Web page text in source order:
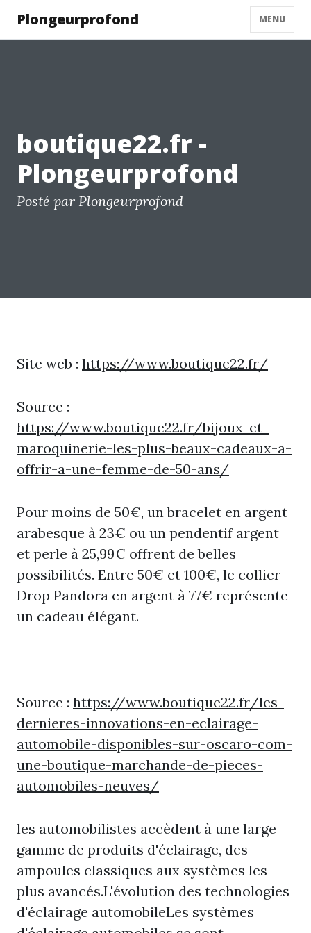
Plongeurprofond MENU
boutique22.fr -
Plongeurprofond
Posté par Plongeurprofond
Site web : https://www.boutique22.fr/
Source :
https://www.boutique22.fr/bijoux-et-
maroquinerie-les-plus-beaux-cadeaux-a-
offrir-a-une-femme-de-50-ans/
Pour moins de 50€, un bracelet en argent
arabesque à 23€ ou un pendentif argent
et perle à 25,99€ offrent de belles
possibilités. Entre 50€ et 100€, le collier
Drop Pandora en argent à 77€ représente
un cadeau élégant.
Source : https://www.boutique22.fr/les-
dernieres-innovations-en-eclairage-
automobile-disponibles-sur-oscaro-com-
une-boutique-marchande-de-pieces-
automobiles-neuves/
les automobilistes accèdent à une large
gamme de produits d'éclairage, des
ampoules classiques aux systèmes les
plus avancés.L'évolution des technologies
d'éclairage automobileLes systèmes